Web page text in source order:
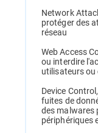
Network
protéger des
réseau
Web Access
ou interdire
utilisateurs
Device
fuites de
des malwares
périphériques